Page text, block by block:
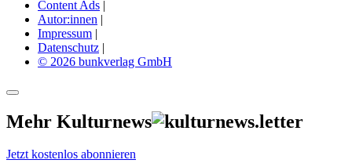
Content Ads |
Autor:innen |
Impressum |
Datenschutz |
© 2026 bunkverlag GmbH
Mehr Kulturnews
Jetzt kostenlos abonnieren